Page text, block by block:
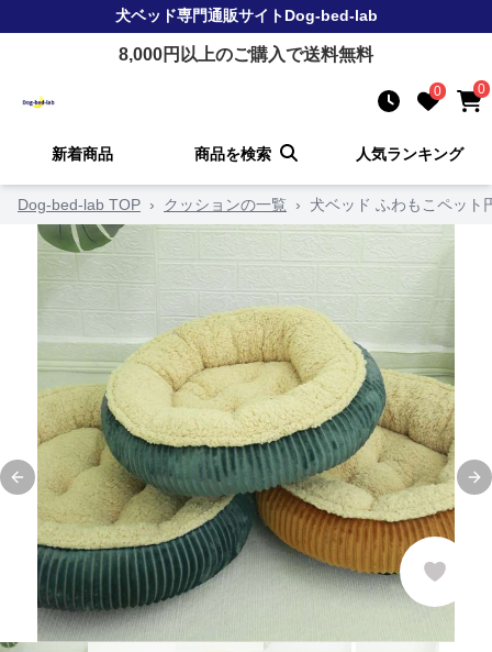
犬ベッド専門通販サイトDog-bed-lab
8,000円以上のご購入で送料無料
0 0
新着商品 商品を検索 人気ランキング
Dog-bed-lab TOP › クッションの一覧 › 犬ベッド ふわもこペット
Previous slide